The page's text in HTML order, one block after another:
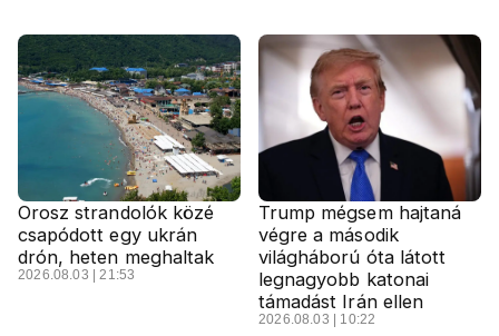
Orosz strandolók közé
csapódott egy ukrán
drón, heten meghaltak
2026.08.03 | 21:53
Trump mégsem hajtaná
végre a második
világháború óta látott
legnagyobb katonai
támadást Irán ellen
2026.08.03 | 10:22